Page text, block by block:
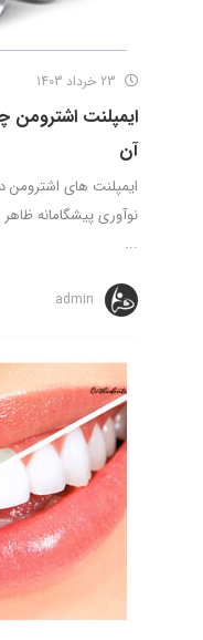
ایمپلنت
آن
ایمپلنت های اشترومن
نوآوری پیشگامانه
...
admin